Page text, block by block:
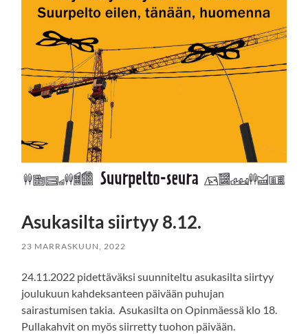
Asukasilta siirtyy 8.12.
23 MARRASKUUN, 2022
24.11.2022 pidettäväksi suunniteltu asukasilta siirtyy
joulukuun kahdeksanteen päivään puhujan
sairastumisen takia. Asukasilta on Opinmäessä klo 18.
Pullakahvit on myös siirretty tuohon päivään.